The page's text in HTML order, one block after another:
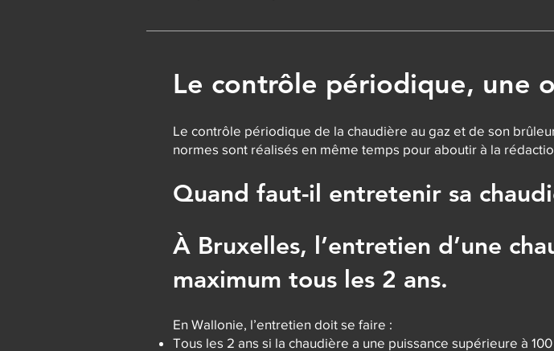
Le contrôle périodique, une
Le contrôle périodique de la chaudière au gaz et de son
normes sont réalisés en même temps pour aboutir à la
Quand faut-il entretenir sa
À Bruxelles, l’entretien d’une
maximum tous les 2 ans.
En Wallonie, l’entretien doit se faire :
Tous les 2 ans si la chaudière a une puissance supérieure à 100